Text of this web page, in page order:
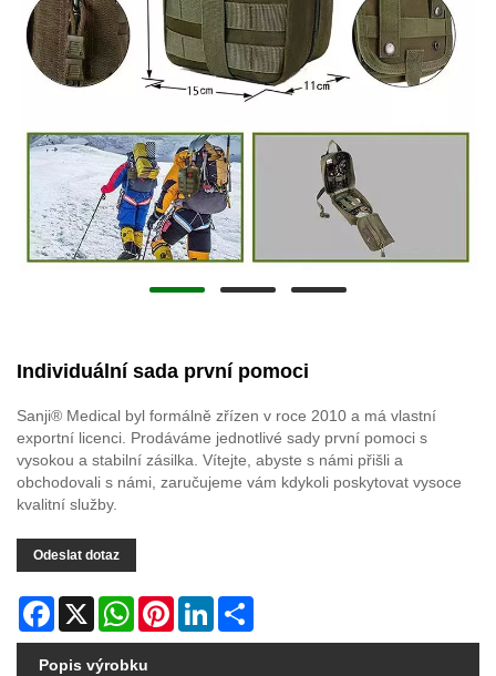
Individuální sada první pomoci
Sanji® Medical byl formálně zřízen v roce 2010 a má vlastní
exportní licenci. Prodáváme jednotlivé sady první pomoci s
vysokou a stabilní zásilka. Vítejte, abyste s námi přišli a
obchodovali s námi, zaručujeme vám kdykoli poskytovat vysoce
kvalitní služby.
Odeslat dotaz
Facebook
X WhatsAppPinterestLinkedIn
Popis výrobku